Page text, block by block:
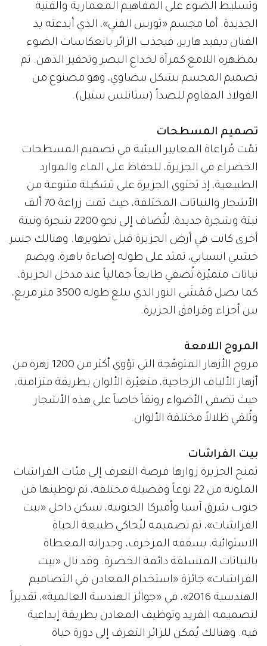
وتسليط الضوء على المفاهيم المعمارية والفنية
الجديدة. أما مجسم «تورس الفني»، الذي أبدعته يد
الفنان ديفيد هاربر، فيجذب الزائر بانعكاسات الضوء
بمظهره اللامع كمرآة لخداع البصر وتحفيز الذهن. تم
تصميم المجسم بشكل بيضاوي، وهو مصنوع من
الفولاذ المقاوم للصدأ (ستانلس ستيل).
تصميم المسطحات
تمّت مُراعاة المعايير البيئية في تصميم المسطحات
الخضراء في الجزيرة، للحفاظ على الماء والموارد
الطبيعية، إذ تحتوي الجزيرة على تشكيلة متنوعة من
الأشجار والنباتات المختلفة، حيث تمت زراعة 70 ألف
نبتة وشجرة جديدة، لتُضاف إلى نحو 2200 شجرة ونبتة
أخرى كانت في أرض الجزيرة قبل تطويرها. وهنالك جسر
خشبي انسيابي، تمتد على طوله إضاءة باهرة، ويضم
نباتات متميّزة تُضفي طابعاً جمالياً عند مدخل الجزيرة،
كما يصل مَمْشَى النور الذي يبلغ طوله 3500 متر مربع،
بين أجزاء ومَرافق الجزيرة.
المروج اللامعة
مروج الأزهار المتوهّجة التي تؤوي أكثر من 1200 زهرة من
أزهار الألياف الزجاجية، متغيّرة الألوان بطريقة متزامنة،
حيث تضفي الأضواء رونقاً خاصاً على هذه الأشجار
وتُلقي ظلالاً مختلفة الألوان.
بيت الفراشات
تمنح الجزيرة زوارها فرصة التعرف إلى مئات الفراشات
الملونة من 22 نوعاً وفصيلة مختلفة، تم توطينها من
جنوب شرق آسيا وأميركا الجنوبية، تسكن داخل «بيت
الفراشات»، تم تصميمه ليُحاكي طبيعة الحياة
الاستوائية، بسقفه المزخرف، وجدرانه المغطاة
بالنباتات المتسلقة دائمة الخضرة. وقد نال «بيت
الفراشات» جائزة «استخدام المعادن في التصاميم
الهندسية 2016»، في «جوائز الهندسة العالمية»، تقديراً
لتصميمه الفريد وتوظيف المعادن بطريقة إبداعية
فيه. وهنالك يُمكن للزائر التعرف إلى دورة حياة